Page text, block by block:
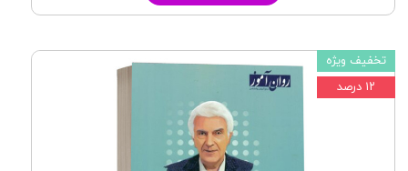
تخفیف ویژه
۱۲ درصد